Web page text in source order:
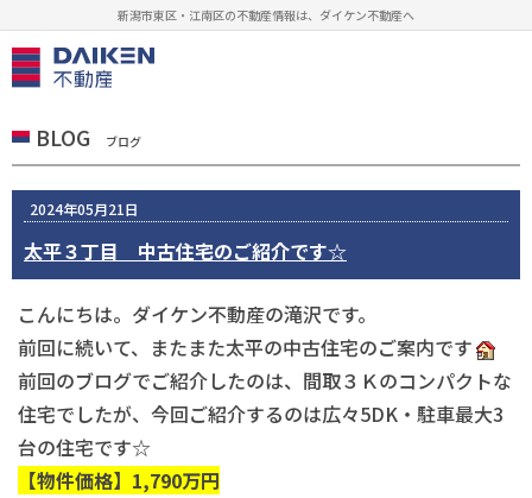
新潟市東区・江南区の不動産情報は、ダイケン不動産へ
BLOG ブログ
2024年05月21日
太平３丁目 中古住宅のご紹介です☆
こんにちは。ダイケン不動産の滝沢です。
前回に続いて、またまた太平の中古住宅のご案内です
前回のブログでご紹介したのは、間取３Ｋのコンパクトな
住宅でしたが、今回ご紹介するのは広々5DK・駐車最大3
台の住宅です☆
【物件価格】1,790万円